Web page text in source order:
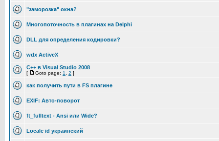
"заморозка" окна?
Многопоточность в плагинах на Delphi
DLL для определения кодировки?
wdx ActiveX
C++ в Visual Studio 2008
[ Goto page: 1 2 ]
как получить пути в FS плагине
EXIF: Авто-поворот
ft_fulltext - Ansi или Wide?
Locale id украинский